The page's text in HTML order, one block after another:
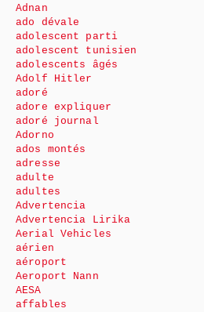
Adnan
ado dévale
adolescent parti
adolescent tunisien
adolescents âgés
Adolf Hitler
adoré
adore expliquer
adoré journal
Adorno
ados montés
adresse
adulte
adultes
Advertencia
Advertencia Lirika
Aerial Vehicles
aérien
aéroport
Aeroport Nann
AESA
affables